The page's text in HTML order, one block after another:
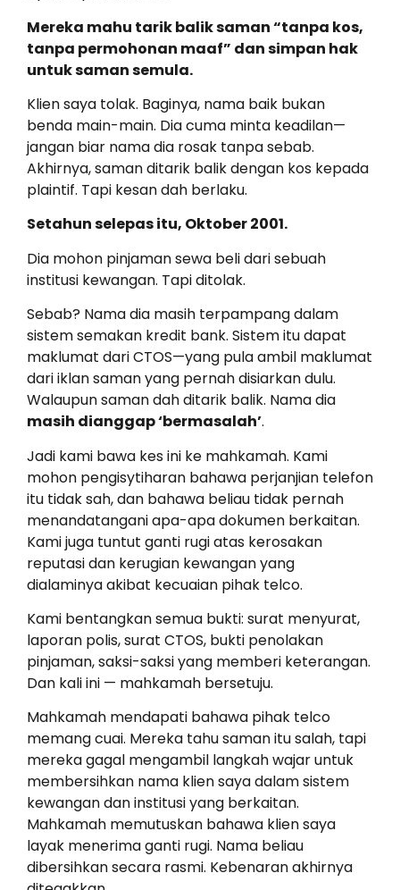
Mereka mahu tarik balik saman “tanpa kos,
tanpa permohonan maaf” dan simpan hak
untuk saman semula.
Klien saya tolak. Baginya, nama baik bukan
benda main-main. Dia cuma minta keadilan—
jangan biar nama dia rosak tanpa sebab.
Akhirnya, saman ditarik balik dengan kos kepada
plaintif. Tapi kesan dah berlaku.
Setahun selepas itu, Oktober 2001.
Dia mohon pinjaman sewa beli dari sebuah
institusi kewangan. Tapi ditolak.
Sebab? Nama dia masih terpampang dalam
sistem semakan kredit bank. Sistem itu dapat
maklumat dari CTOS—yang pula ambil maklumat
dari iklan saman yang pernah disiarkan dulu.
Walaupun saman dah ditarik balik. Nama dia
masih dianggap ‘bermasalah’.
Jadi kami bawa kes ini ke mahkamah. Kami
mohon pengisytiharan bahawa perjanjian telefon
itu tidak sah, dan bahawa beliau tidak pernah
menandatangani apa-apa dokumen berkaitan.
Kami juga tuntut ganti rugi atas kerosakan
reputasi dan kerugian kewangan yang
dialaminya akibat kecuaian pihak telco.
Kami bentangkan semua bukti: surat menyurat,
laporan polis, surat CTOS, bukti penolakan
pinjaman, saksi-saksi yang memberi keterangan.
Dan kali ini — mahkamah bersetuju.
Mahkamah mendapati bahawa pihak telco
memang cuai. Mereka tahu saman itu salah, tapi
mereka gagal mengambil langkah wajar untuk
membersihkan nama klien saya dalam sistem
kewangan dan institusi yang berkaitan.
Mahkamah memutuskan bahawa klien saya
layak menerima ganti rugi. Nama beliau
dibersihkan secara rasmi. Kebenaran akhirnya